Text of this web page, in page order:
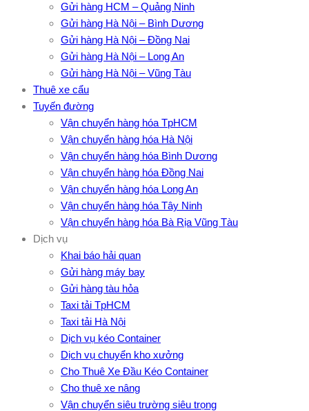
Gửi hàng HCM – Quảng Ninh
Gửi hàng Hà Nội – Bình Dương
Gửi hàng Hà Nội – Đồng Nai
Gửi hàng Hà Nội – Long An
Gửi hàng Hà Nội – Vũng Tàu
Thuê xe cẩu
Tuyến đường
Vận chuyển hàng hóa TpHCM
Vận chuyển hàng hóa Hà Nội
Vận chuyển hàng hóa Bình Dương
Vận chuyển hàng hóa Đồng Nai
Vận chuyển hàng hóa Long An
Vận chuyển hàng hóa Tây Ninh
Vận chuyển hàng hóa Bà Rịa Vũng Tàu
Dịch vụ
Khai báo hải quan
Gửi hàng máy bay
Gửi hàng tàu hỏa
Taxi tải TpHCM
Taxi tải Hà Nội
Dịch vụ kéo Container
Dịch vụ chuyển kho xưởng
Cho Thuê Xe Đầu Kéo Container
Cho thuê xe nâng
Vận chuyển siêu trường siêu trọng